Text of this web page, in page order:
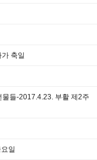
축일
들-2017.4.23. 부활 제2주
일